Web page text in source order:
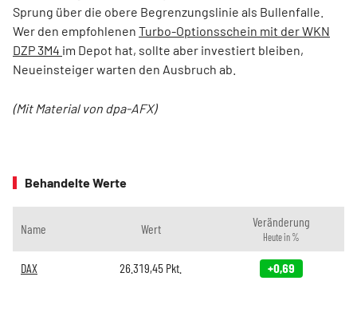
Sprung über die obere Begrenzungslinie als Bullenfalle.
Wer den empfohlenen Turbo-Optionsschein mit der WKN
DZP 3M4 im Depot hat, sollte aber investiert bleiben,
Neueinsteiger warten den Ausbruch ab.
(Mit Material von dpa-AFX)
Behandelte Werte
Name Wert Veränderung
Heute in %
DAX 26.319,45 Pkt. +0,69